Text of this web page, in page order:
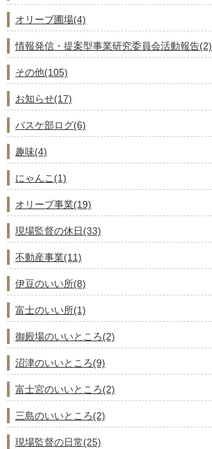
オリーブ圃場(4)
情報発信・提案型事業研究委員会活動報告(2)
その他(105)
お知らせ(17)
バスケ部ログ(6)
趣味(4)
にゃんこ(1)
オリーブ事業(19)
現場監督の休日(33)
不動産事業(11)
伊豆のいい所(8)
富士のいい所(1)
御殿場のいいところ(2)
沼津のいいところ(9)
富士宮のいいところ(2)
三島のいいところ(2)
現場監督の日常(25)